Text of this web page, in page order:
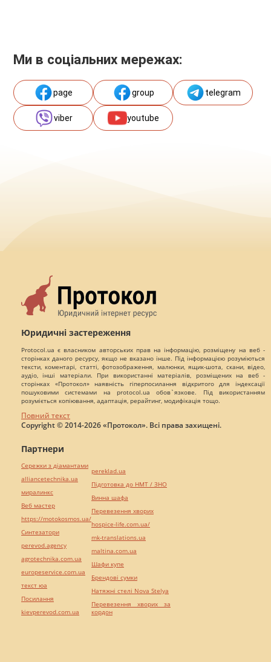
Ми в соціальних мережах:
page group telegram
viber youtube
Юридичні застереження
Protocol.ua є власником авторських прав на інформацію, розміщену на веб -
сторінках даного ресурсу, якщо не вказано інше. Під інформацією розуміються
тексти, коментарі, статті, фотозображення, малюнки, ящик-шота, скани, відео,
аудіо, інші матеріали. При використанні матеріалів, розміщених на веб -
сторінках «Протокол» наявність гіперпосилання відкритого для індексації
пошуковими системами на protocol.ua обов`язкове. Під використанням
розуміється копіювання, адаптація, рерайтинг, модифікація тощо.
Повний текст
Copyright © 2014-2026 «Протокол». Всі права захищені.
Партнери
Сережки з діамантами
alliancetechnika.ua
миралинкс
Веб мастер
https://motokosmos.ua/
Синтезатори
perevod.agency
agrotechnika.com.ua
europeservice.com.ua
текст юа
Посилання
kievperevod.com.ua
pereklad.ua
Підготовка до НМТ / ЗНО
Винна шафа
Перевезення хворих
hospice-life.com.ua/
mk-translations.ua
maltina.com.ua
Шафи купе
Брендові сумки
Натяжні стелі Nova Stelya
Перевезення хворих за
кордон